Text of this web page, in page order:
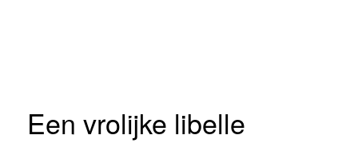
Een vrolijke libelle